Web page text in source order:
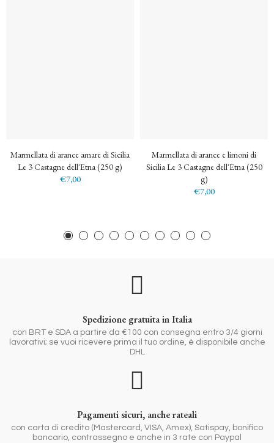
Marmellata di arance amare di Sicilia
Le 3 Castagne dell'Etna (250 g)
€7,00
Marmellata di arance e limoni di
Sicilia Le 3 Castagne dell'Etna (250
g)
€7,00
Spedizione gratuita in Italia
con BRT e SDA a partire da €100 con consegna entro 3/4 giorni
lavorativi; se vuoi ricevere prima il tuo ordine, è disponibile anche
DHL
Pagamenti sicuri, anche rateali
con carta di credito (Mastercard, VISA, Amex), Satispay, bonifico
bancario, contrassegno e anche in 3 rate con Paypal